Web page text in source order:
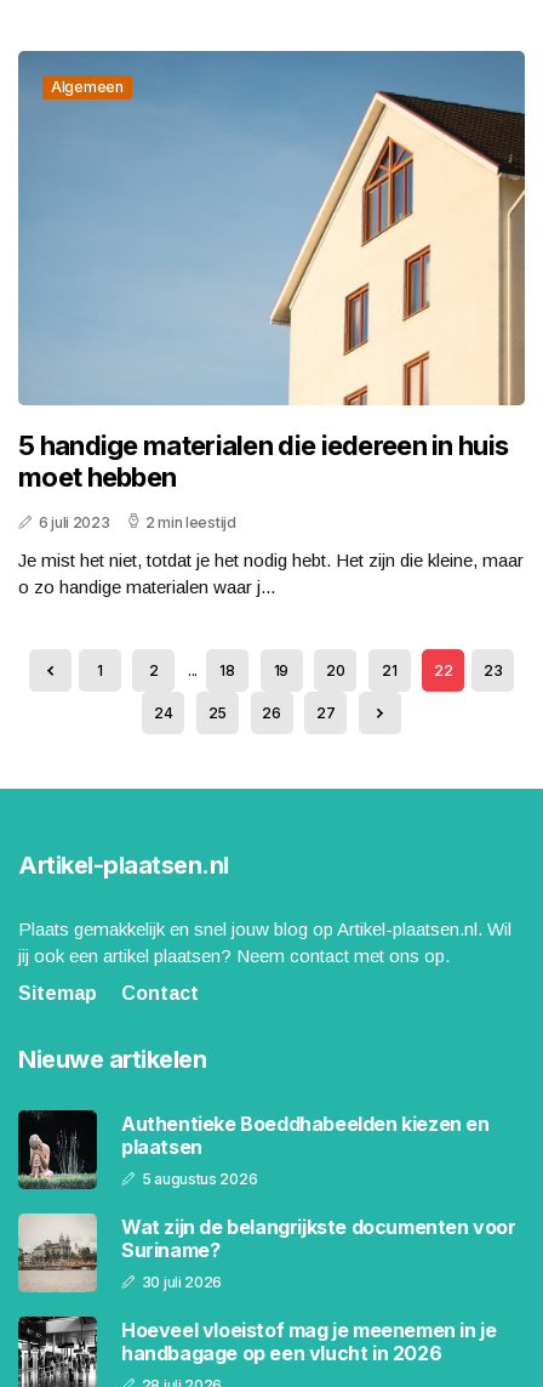
Algemeen
5 handige materialen die iedereen in huis
moet hebben
6 juli 2023 2 min leestijd
Je mist het niet, totdat je het nodig hebt. Het zijn die kleine, maar
o zo handige materialen waar j...
1 2 ... 18 19 20 21 22 23
24 25 26 27
Artikel-plaatsen.nl
Plaats gemakkelijk en snel jouw blog op Artikel-plaatsen.nl. Wil
jij ook een artikel plaatsen? Neem contact met ons op.
Sitemap
Contact
Nieuwe artikelen
Authentieke Boeddhabeelden kiezen en
plaatsen
5 augustus 2026
Wat zijn de belangrijkste documenten voor
Suriname?
30 juli 2026
Hoeveel vloeistof mag je meenemen in je
handbagage op een vlucht in 2026